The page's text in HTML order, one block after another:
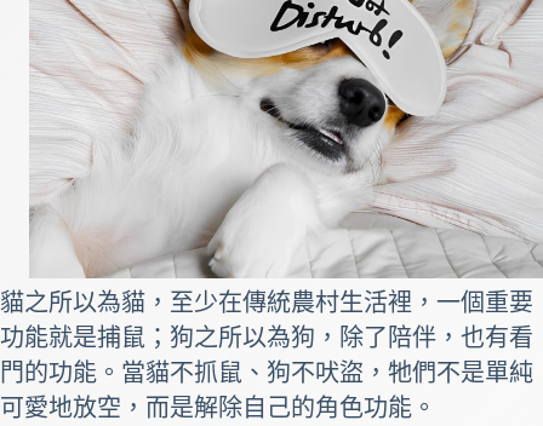
貓之所以為貓，至少在傳統農村生活裡，一個重要
功能就是捕鼠；狗之所以為狗，除了陪伴，也有看
門的功能。當貓不抓鼠、狗不吠盜，牠們不是單純
可愛地放空，而是解除自己的角色功能。